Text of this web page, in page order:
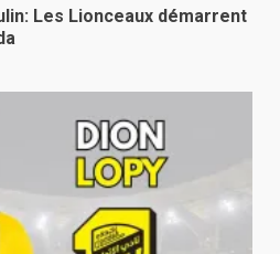
Les Lionceaux démarrent